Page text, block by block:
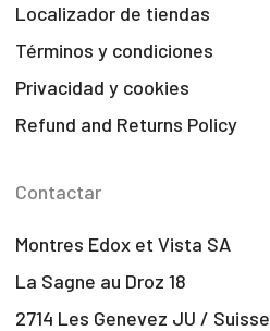
Localizador de tiendas
Términos y condiciones
Privacidad y cookies
Refund and Returns Policy
Contactar
Montres Edox et Vista SA
La Sagne au Droz 18
2714 Les Genevez JU / Suisse